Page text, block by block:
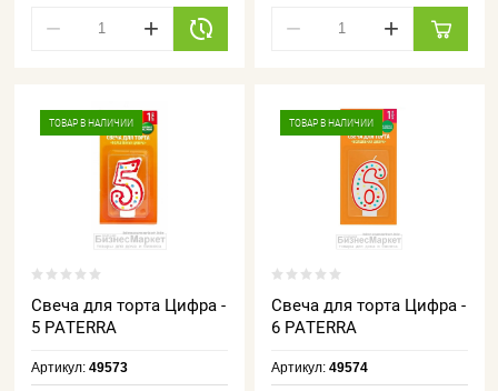
− + − +
ТОВАР В НАЛИЧИИ
Свеча для торта Цифра -
5 PATERRA
Артикул:49573
ТОВАР В НАЛИЧИИ
Свеча для торта Цифра -
6 PATERRA
Артикул:49574